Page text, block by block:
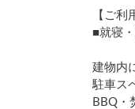
【ご利
■就寝
建物内
駐車ス
BBQ・